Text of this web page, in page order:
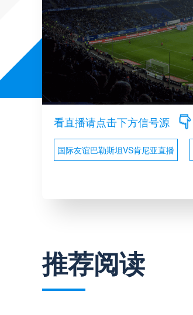
看直播请点击下方信号源
国际友谊巴勒斯坦VS肯尼亚直播
推荐阅读